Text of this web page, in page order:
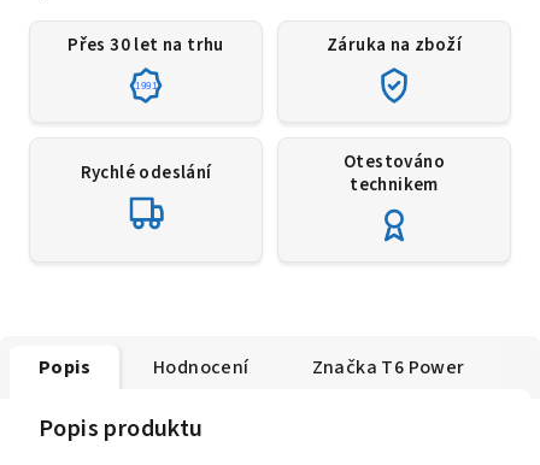
Přes 30 let na trhu
1991
Záruka na zboží
Rychlé odeslání
Otestováno
technikem
Popis Hodnocení Značka T6 Power
Popis produktu